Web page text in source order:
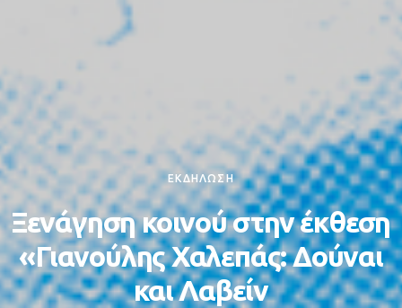
ΕΚΔΗΛΩΣΗ
Ξενάγηση κοινού στην έκθεση
«Γιανούλης Χαλεπάς: Δούναι
και Λαβείν